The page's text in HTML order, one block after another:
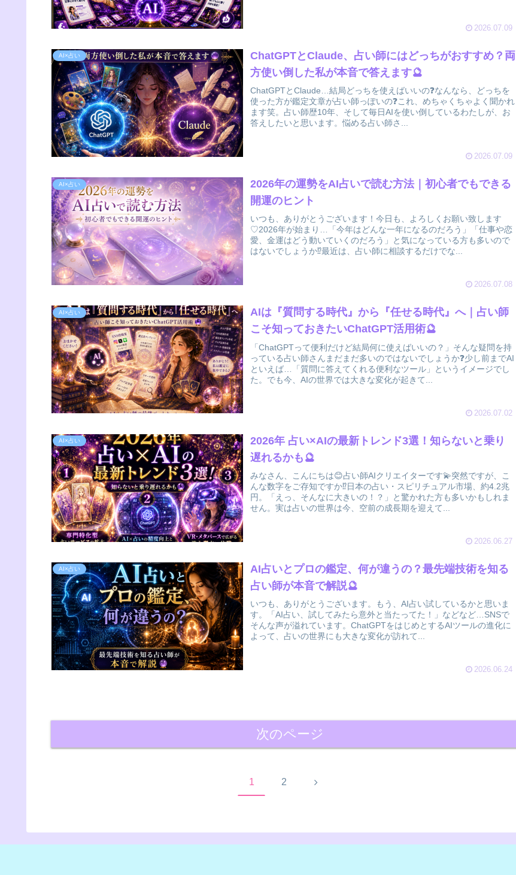
2026.07.09
AI×占い
ChatGPTとClaude、占い師にはどっちがおすすめ？両
方使い倒した私が本音で答えます🔮
ChatGPTとClaude…結局どっちを使えばいいの❓なんなら、どっちを
使った方が鑑定文章が占い師っぽいの❓これ、めちゃくちゃよく聞かれ
ます笑。占い師歴10年、そして毎日AIを使い倒しているわたしが、お
答えしたいと思います。悩める占い師さ...
2026.07.09
AI×占い
2026年の運勢をAI占いで読む方法｜初心者でもできる
開運のヒント
いつも、ありがとうございます！今日も、よろしくお願い致します
♡2026年が始まり…「今年はどんな一年になるのだろう」「仕事や恋
愛、金運はどう動いていくのだろう」と気になっている方も多いので
はないでしょうか⁉️最近は、占い師に相談するだけでな...
2026.07.08
AI×占い
AIは『質問する時代』から『任せる時代』へ｜占い師
こそ知っておきたいChatGPT活用術🔮
「ChatGPTって便利だけど結局何に使えばいいの？」そんな疑問を持
っている占い師さんまだまだ多いのではないでしょうか❓少し前までAI
といえば…「質問に答えてくれる便利なツール」というイメージでし
た。でも今、AIの世界では大きな変化が起きて...
2026.07.02
AI×占い
2026年 占い×AIの最新トレンド3選！知らないと乗り
遅れるかも🔮
みなさん、こんにちは😊占い師AIクリエイターです💫突然ですが、こ
んな数字をご存知ですか⁉️日本の占い・スピリチュアル市場、約4.2兆
円。「えっ、そんなに大きいの！？」と驚かれた方も多いかもしれま
せん。実は占いの世界は今、空前の成長期を迎えて...
2026.06.27
AI×占い
AI占いとプロの鑑定、何が違うの？最先端技術を知る
占い師が本音で解説🔮
いつも、ありがとうございます。もう、AI占い試しているかと思いま
す。「AI占い、試してみたら意外と当たってた！」などなど…SNSで
そんな声が溢れています。ChatGPTをはじめとするAIツールの進化に
よって、占いの世界にも大きな変化が訪れて...
2026.06.24
次のページ
1 2 次